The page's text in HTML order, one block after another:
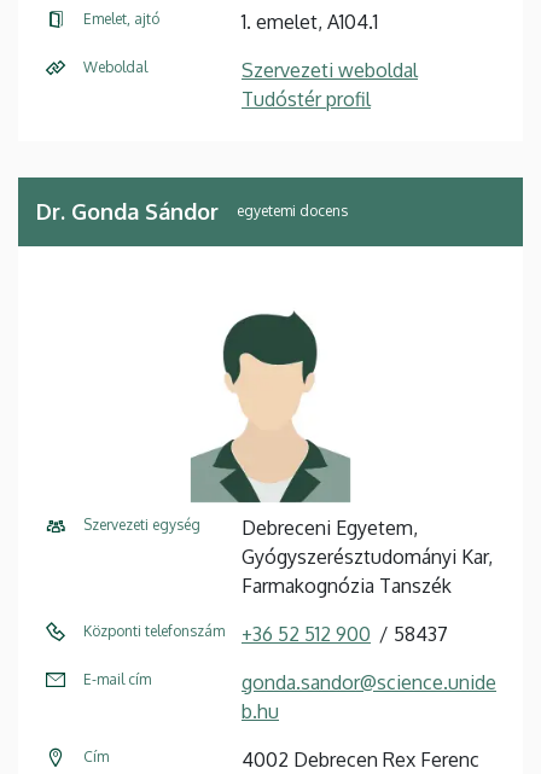
Emelet, ajtó 1. emelet, A104.1
Weboldal
Szervezeti weboldal
Tudóstér profil
Dr. Gonda Sándor egyetemi docens
Szervezeti egység
Debreceni Egyetem,
Gyógyszerésztudományi Kar,
Farmakognózia Tanszék
Központi telefonszám +36 52 512 900 58437
E-mail cím
gonda.sandor@science.unide
b.hu
Cím
4002 Debrecen Rex Ferenc